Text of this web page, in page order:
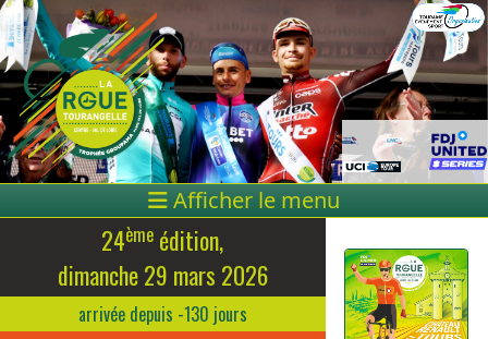
Afficher le menu
24ème édition,
dimanche 29 mars 2026
arrivée depuis -130 jours